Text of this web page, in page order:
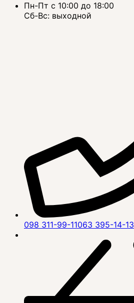
Пн-Пт с 10:00 до 18:00
Сб-Вс: выходной
098 311-99-11063 395-14-13